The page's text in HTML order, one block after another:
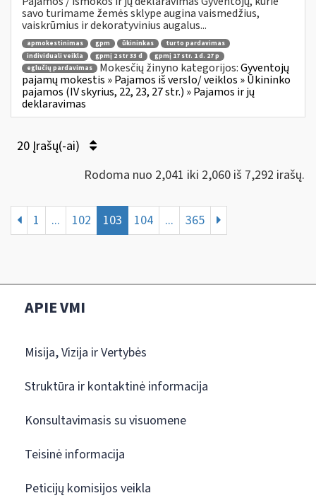
savo turimame žemės sklype augina vaismedžius,
vaiskrūmius ir dekoratyvinius augalus...
apmokestinimas gpm ūkininkas
turto pardavimas
individuali veikla
gpmį 2 str 33 d
gpmį 17 str. 1 d. 27 p
eglučių pardavimas
Mokesčių žinyno kategorijos:Gyventojų
pajamų mokestis » Pajamos iš verslo/ veiklos » Ūkininko
pajamos (IV skyrius, 22, 23, 27 str.) » Pajamos ir jų
deklaravimas
20 Įrašų(-ai)
Rodoma nuo 2,041 iki 2,060 iš 7,292 irašų.
1 ... 102 103 104 ... 365
APIE VMI
Misija, Vizija ir Vertybės
Struktūra ir kontaktinė informacija
Konsultavimasis su visuomene
Teisinė informacija
Peticijų komisijos veikla